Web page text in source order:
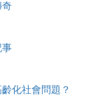
奇
事
化社會問題？